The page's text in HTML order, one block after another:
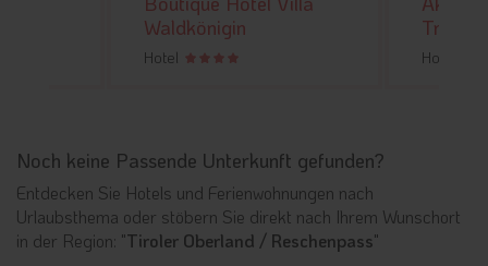
Waldkönigin
Hotel Hotel
Noch keine Passende Unterkunft gefunden?
Entdecken Sie Hotels und Ferienwohnungen nach
Urlaubsthema oder stöbern Sie direkt nach Ihrem Wunschort
in der Region: "Tiroler Oberland / Reschenpass"